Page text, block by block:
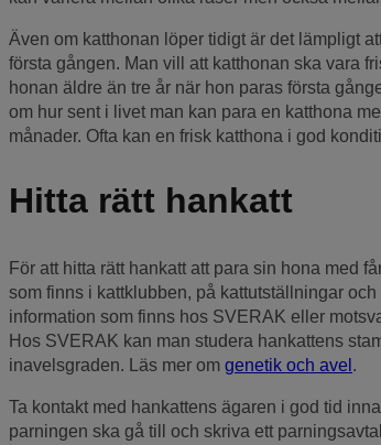
Även om katthonan löper tidigt är det lämpligt
första gången. Man vill att katthonan ska vara
honan äldre än tre år när hon paras första
om hur sent i livet man kan para en katthona
månader. Ofta kan en frisk katthona i god
Hitta rätt hankatt
För att hitta rätt hankatt att para sin hona med
som finns i kattklubben, på kattutställningar
information som finns hos SVERAK eller
Hos SVERAK kan man studera hankattens
inavelsgraden. Läs mer om genetik och avel .
Ta kontakt med hankattens ägaren i god tid
parningen ska gå till och skriva ett